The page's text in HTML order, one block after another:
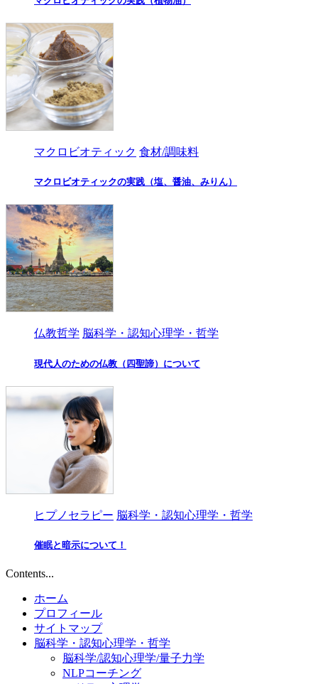
マクロビオティック 食材/調味料
マクロビオティックの実践（塩、醤油、みりん）
仏教哲学 脳科学・認知心理学・哲学
現代人のための仏教（四聖諦）について
ヒプノセラピー 脳科学・認知心理学・哲学
催眠と暗示について！
Contents...
ホーム
プロフィール
サイトマップ
脳科学・認知心理学・哲学
脳科学/認知心理学/量子力学
NLPコーチング